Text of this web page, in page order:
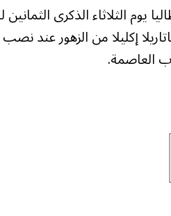
يوم الثلاثاء الذكرى
إكليلا من الزهور عند
العاصمة.